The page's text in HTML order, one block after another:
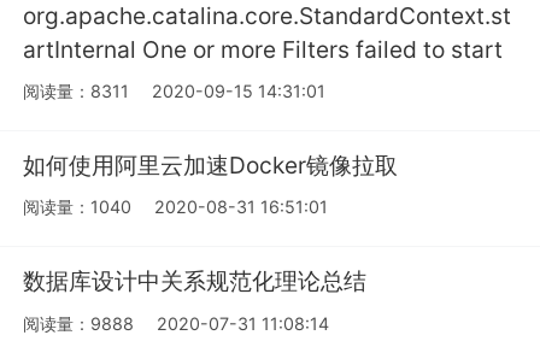
org.apache.catalina.core.StandardContext.st
artInternal One or more Filters failed to start
阅读量：8311 2020-09-15 14:31:01
如何使用阿里云加速Docker镜像拉取
阅读量：1040 2020-08-31 16:51:01
数据库设计中关系规范化理论总结
阅读量：9888 2020-07-31 11:08:14